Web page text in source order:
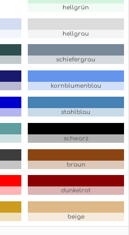
hellgrün
hellgrau
schiefergrau
kornblumenblau
stahlblau
schwarz
braun
dunkelrot
beige